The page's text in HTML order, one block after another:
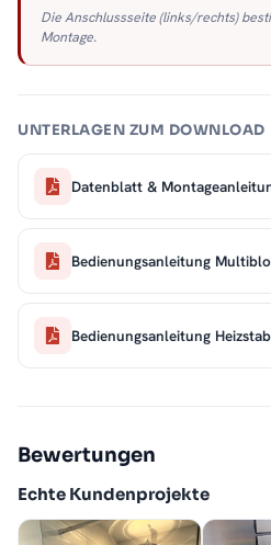
Die Anschlussseite (links/rechts)
Montage.
UNTERLAGEN ZUM DOWNLOAD
Datenblatt &
Bedienungsanleitung
Bedienungsanleitung
Bewertungen
Echte Kundenprojekte